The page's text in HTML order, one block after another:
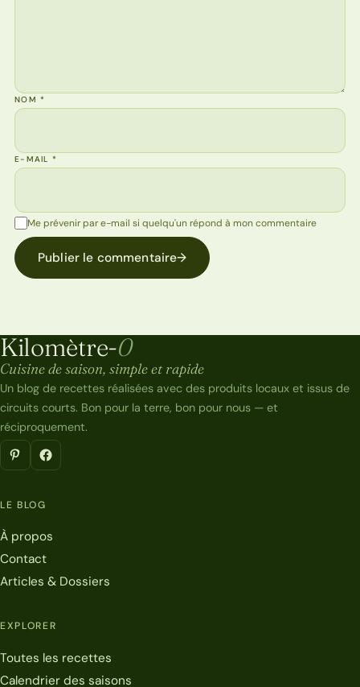
NOM*
E-MAIL*
Me prévenir par e-mail si quelqu'un répond à mon commentaire
Publier le commentaire→
Kilomètre-0
Kilomètre-0
Cuisine de saison, simple et rapide
Un blog de recettes réalisées avec des produits locaux et issus de
circuits courts. Bon pour la terre, bon pour nous — et
réciproquement.
LE BLOG
À propos
Contact
Articles & Dossiers
EXPLORER
Toutes les recettes
Calendrier des saisons